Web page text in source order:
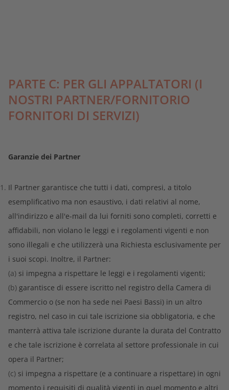
PARTE C: PER GLI APPALTATORI (I
NOSTRI PARTNER/FORNITORIO
FORNITORI DI SERVIZI)
Garanzie dei Partner
Il Partner garantisce che tutti i dati, compresi, a titolo
esemplificativo ma non esaustivo, i dati relativi al nome,
all'indirizzo e all'e-mail da lui forniti sono completi, corretti e
affidabili, non violano le leggi e i regolamenti vigenti e non
sono illegali e che utilizzerà una Richiesta esclusivamente per
i suoi scopi. Inoltre, il Partner:
(a) si impegna a rispettare le leggi e i regolamenti vigenti;
(b) garantisce di essere iscritto nel registro della Camera di
Commercio o (se non ha sede nei Paesi Bassi) in un altro
registro, nel caso in cui tale iscrizione sia obbligatoria, e che
manterrà attiva tale iscrizione durante la durata del Contratto
e che tale iscrizione è correlata al settore professionale in cui
opera il Partner;
(c) si impegna a rispettare (e a continuare a rispettare) in ogni
momento i requisiti di qualità vigenti in quel momento e altri